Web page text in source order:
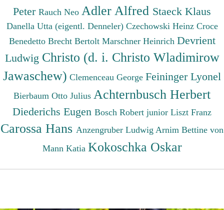
Peter Rauch Neo Adler Alfred Staeck Klaus
Danella Utta (eigentl. Denneler) Czechowski Heinz Croce
Benedetto Brecht Bertolt Marschner Heinrich Devrient
Ludwig Christo (d. i. Christo Wladimirow
Jawaschew) Clemenceau George Feininger Lyonel
Bierbaum Otto Julius Achternbusch Herbert
Diederichs Eugen Bosch Robert junior Liszt Franz
Carossa Hans Anzengruber Ludwig Arnim Bettine von
Mann Katia Kokoschka Oskar